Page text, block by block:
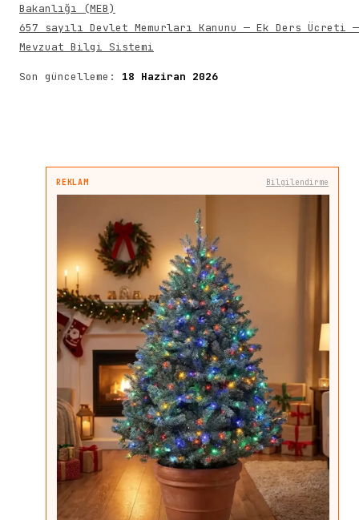
Bakanlığı (MEB)
657 sayılı Devlet Memurları Kanunu — Ek Ders Ücreti —
Mevzuat Bilgi Sistemi
Son güncelleme: 18 Haziran 2026
REKLAM Bilgilendirme